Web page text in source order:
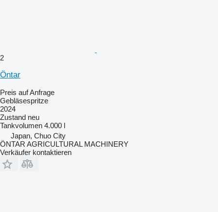
2
Öntar
Preis auf Anfrage
Gebläsespritze
2024
Zustand neu
Tankvolumen 4.000 l
Japan, Chuo City
ÖNTAR AGRICULTURAL MACHINERY
Verkäufer kontaktieren